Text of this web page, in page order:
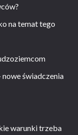
na temat tego
świadczenia
warunki trzeba